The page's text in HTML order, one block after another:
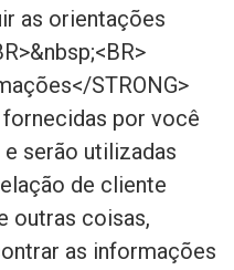
as orientações
STRONG>
por você
serão utilizadas
de cliente
outras coisas,
as informações